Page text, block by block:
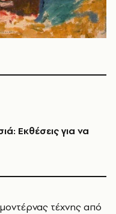
Εκθέσεις για να
τέχνης από